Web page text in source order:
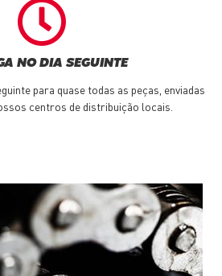
NO DIA SEGUINTE
para quase todas as peças, enviadas
centros de distribuição locais.